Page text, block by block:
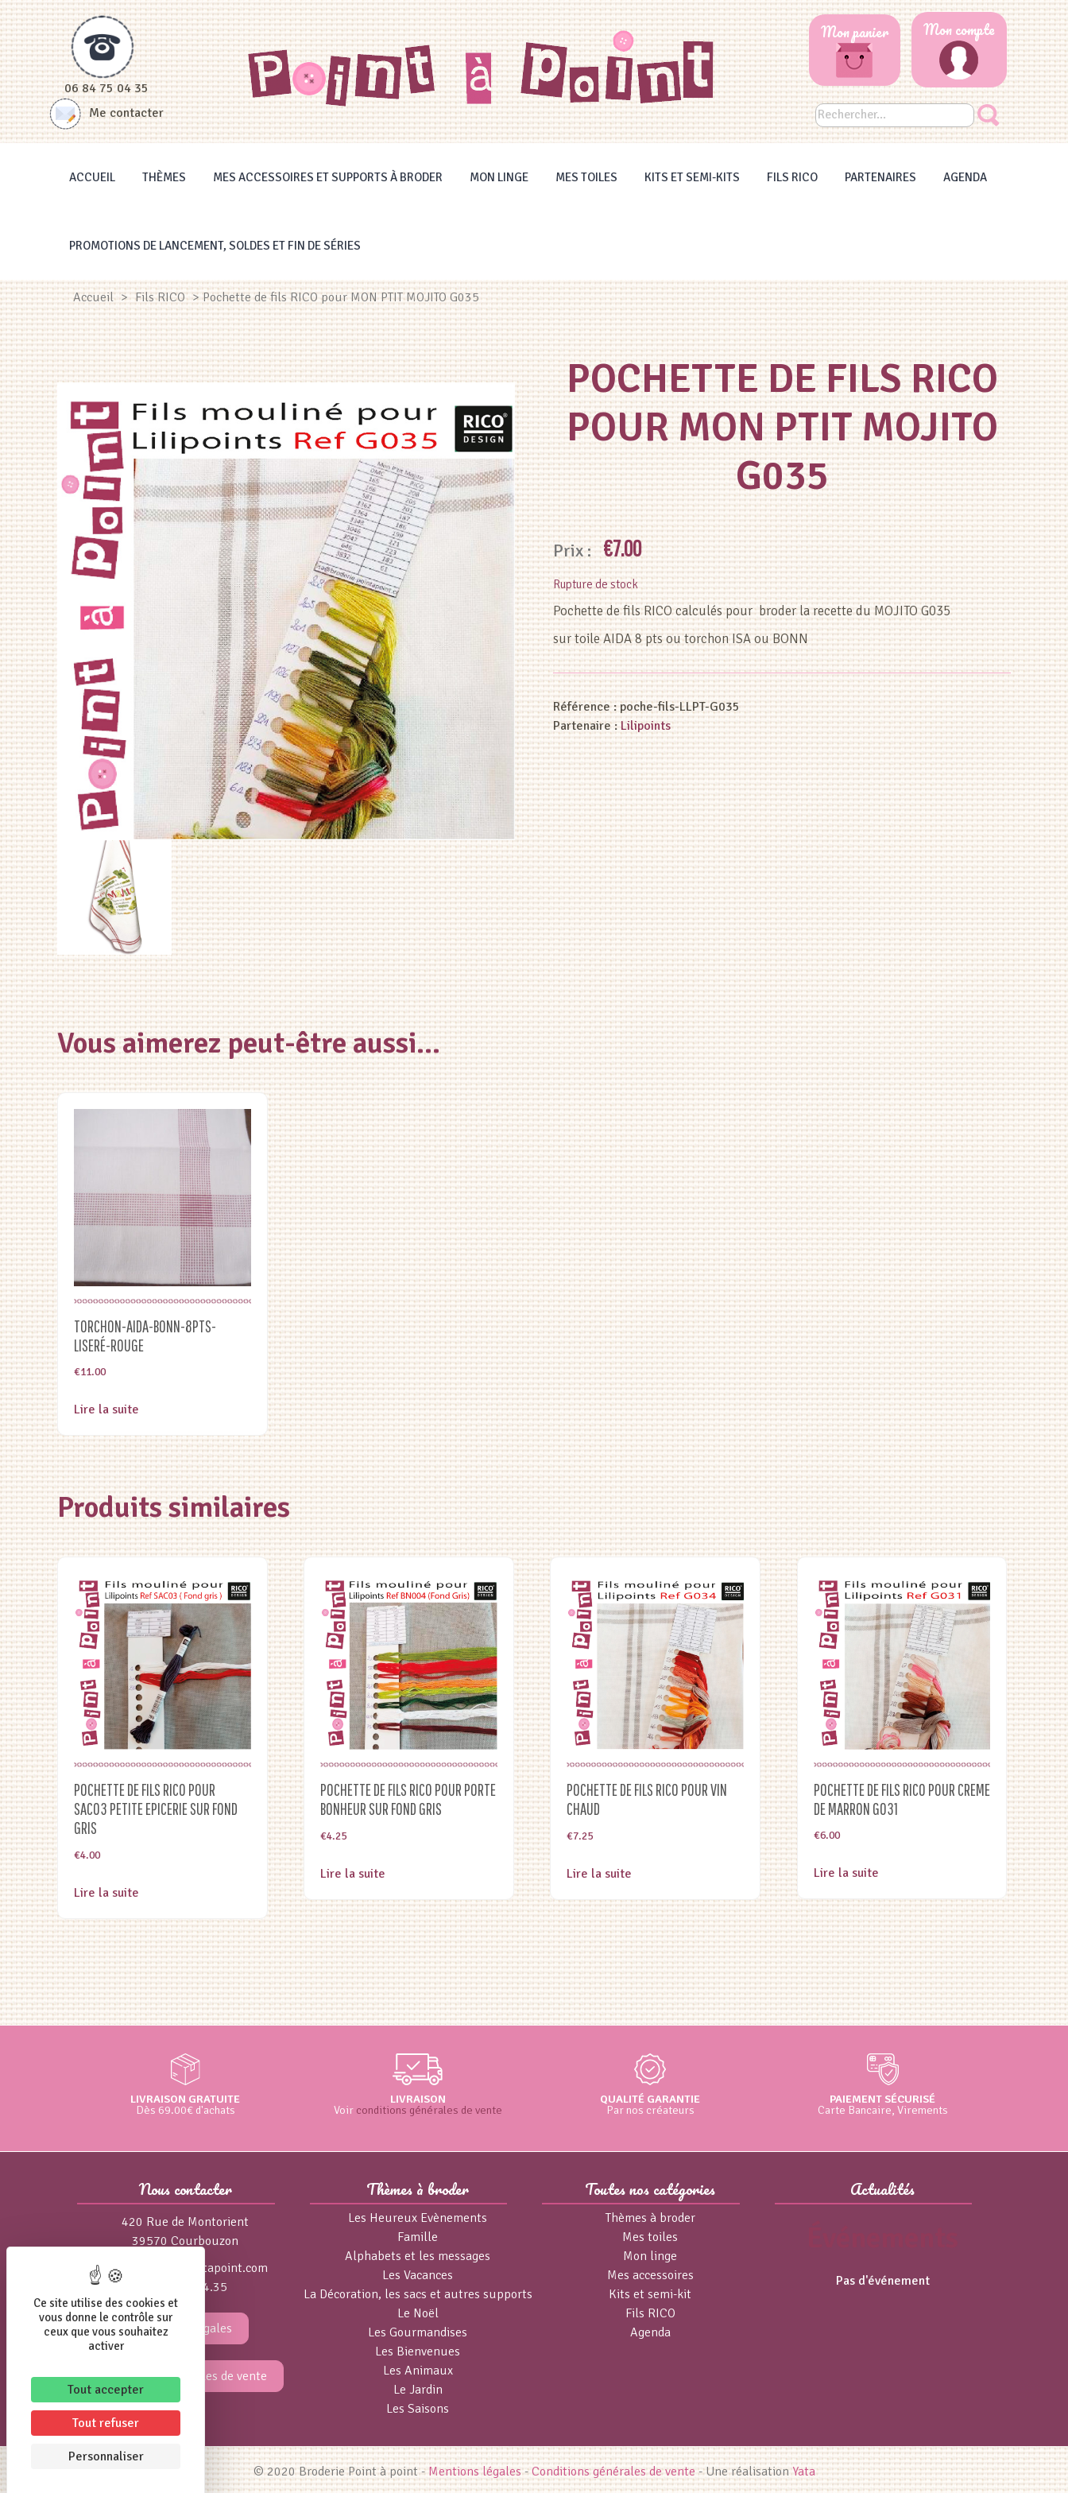
06 84 75 04 35
Me contacter
Mon panier Mon compte
ACCUEIL THÈMES MES ACCESSOIRES ET SUPPORTS À BRODER MON LINGE MES TOILES KITS ET SEMI-KITS FILS RICO PARTENAIRES AGENDA
PROMOTIONS DE LANCEMENT, SOLDES ET FIN DE SÉRIES
Accueil > Fils RICO > Pochette de fils RICO pour MON PTIT MOJITO G035
POCHETTE DE FILS RICO
POUR MON PTIT MOJITO
G035
€7.00
Rupture de stock
Pochette de fils RICO calculés pour broder la recette du MOJITO G035
sur toile AIDA 8 pts ou torchon ISA ou BONN
Référence : poche-fils-LLPT-G035
Partenaire :Lilipoints
Vous aimerez peut-être aussi…
TORCHON-AIDA-BONN-8PTS-
LISERÉ-ROUGE
€11.00
Lire la suite
Produits similaires
POCHETTE DE FILS RICO POUR
SAC03 PETITE EPICERIE SUR FOND
GRIS
€4.00
Lire la suite
POCHETTE DE FILS RICO POUR PORTE
BONHEUR SUR FOND GRIS
€4.25
Lire la suite
POCHETTE DE FILS RICO POUR VIN
CHAUD
€7.25
Lire la suite
POCHETTE DE FILS RICO POUR CREME
DE MARRON G031
€6.00
Lire la suite
LIVRAISON GRATUITE
Dès 69.00€ d'achats
LIVRAISON
Voir conditions générales de vente
QUALITÉ GARANTIE
Par nos créateurs
PAIEMENT SÉCURISÉ
Carte Bancaire, Virements
Nous contacter
420 Rue de Montorient
39570 Courbouzon
isa@broderie-pointapoint.com
06.84.75.04.35
Mentions légales
Conditions générales de vente
Thèmes à broder
Les Heureux Evènements
Famille
Alphabets et les messages
Les Vacances
La Décoration, les sacs et autres supports
Le Noël
Les Gourmandises
Les Bienvenues
Les Animaux
Le Jardin
Les Saisons
Toutes nos catégories
Thèmes à broder
Mes toiles
Mon linge
Mes accessoires
Kits et semi-kit
Fils RICO
Agenda
Actualités
Pas d'événement
© 2020 Broderie Point à point -Mentions légales-Conditions générales de vente- Une réalisationYata
Panneau de gestion des cookies
Ce site utilise des cookies et
vous donne le contrôle sur
ceux que vous souhaitez
activer
Tout accepter
Tout refuser
Personnaliser